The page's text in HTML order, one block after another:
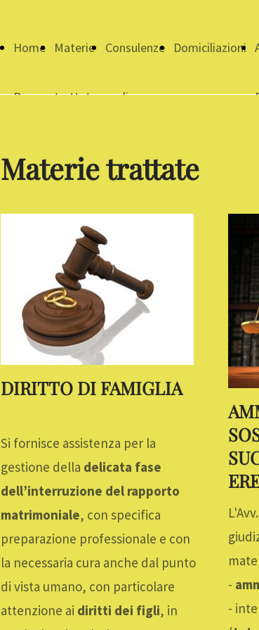
Home
Page
Materie
trattate
Consulenze
on-line
Domiciliazioni
Materie trattate
DIRITTO DI FAMIGLIA
Si fornisce assistenza per la
gestione della delicata fase
dell’interruzione del rapporto
matrimoniale, con specifica
preparazione professionale e con
la necessaria cura anche dal punto
di vista umano, con particolare
attenzione ai diritti dei figli, in
-
-